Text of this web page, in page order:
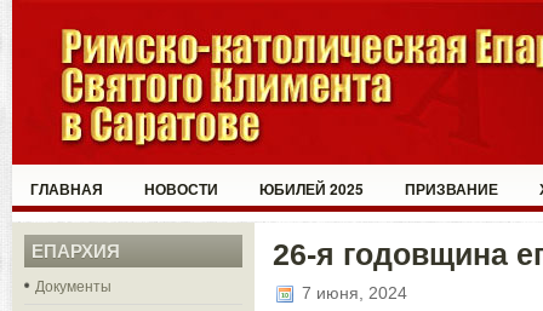
ГЛАВНАЯ НОВОСТИ ЮБИЛЕЙ 2025 ПРИЗВАНИЕ
ЕПАРХИЯ
Документы
26-я годовщина
7 июня, 2024